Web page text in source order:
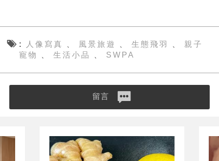
人像寫真 風景旅遊 生態飛羽
親子
寵物
、生活小品 SWPA
留言